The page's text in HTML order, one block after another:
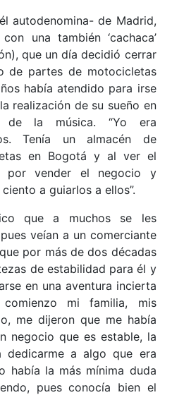
autodenomina- de Madrid,
una también ‘cachaca’
que un día decidió cerrar
de partes de motocicletas
había atendido para irse
realización de su sueño en
de la música. “Yo era
Tenía un almacén de
en Bogotá y al ver el
por vender el negocio y
a guiarlos a ellos”.
que a muchos se les
veían a un comerciante
por más de dos décadas
de estabilidad para él y
en una aventura incierta
mi familia, mis
me dijeron que me había
negocio que es estable, la
dedicarme a algo que era
había la más mínima duda
pues conocía bien el